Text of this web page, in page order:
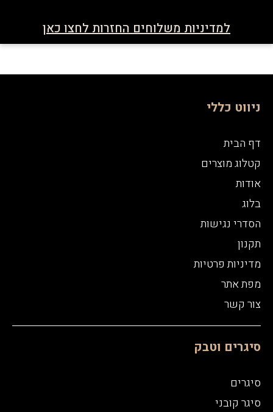
למדיניות משלוחים החזרות לחצו כאן
ניווט כללי
דף הבית
קטלוג מוצרים
אודות
בלוג
הסדרי נגישות
תקנון
מדיניות פרטיות
מפת אתר
צור קשר
סיגרים וטבק
סיגרים
סיגר קובני